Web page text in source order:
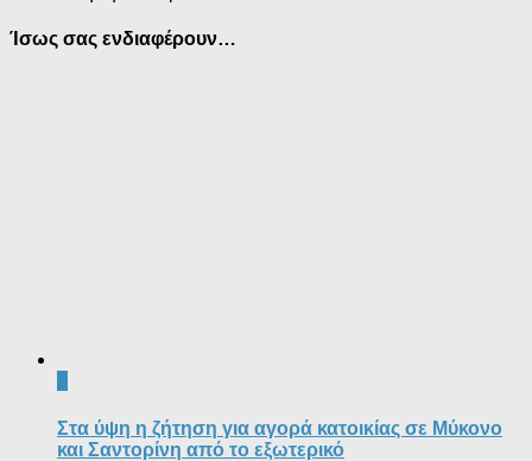
Ίσως σας ενδιαφέρουν…
Στα ύψη η ζήτηση για αγορά κατοικίας σε Μύκονο
και Σαντορίνη από το εξωτερικό